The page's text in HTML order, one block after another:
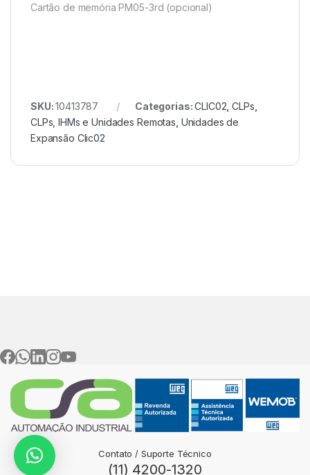
Cartão de memória PM05-3rd (opcional)
SKU:10413787 Categorias:CLIC02 ,CLPs
CLPs, IHMs e Unidades Remotas Unidades de
Expansão Clic02
Contato / Suporte Técnico
(11) 4200-1320